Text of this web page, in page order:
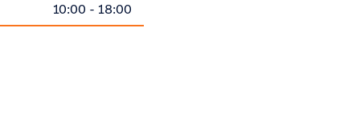
10:00 - 18:00